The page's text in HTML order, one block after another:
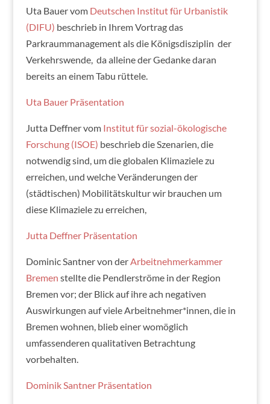
Uta Bauer vom Deutschen Institut für Urbanistik
(DIFU) beschrieb in Ihrem Vortrag das
Parkraummanagement als die Königsdisziplin der
Verkehrswende, da alleine der Gedanke daran
bereits an einem Tabu rüttele.
Uta Bauer Präsentation
Jutta Deffner vom Institut für sozial-ökologische
Forschung (ISOE) beschrieb die Szenarien, die
notwendig sind, um die globalen Klimaziele zu
erreichen, und welche Veränderungen der
(städtischen) Mobilitätskultur wir brauchen um
diese Klimaziele zu erreichen,
Jutta Deffner Präsentation
Dominic Santner von der Arbeitnehmerkammer
Bremen stellte die Pendlerströme in der Region
Bremen vor; der Blick auf ihre ach negativen
Auswirkungen auf viele Arbeitnehmer*innen, die in
Bremen wohnen, blieb einer womöglich
umfassenderen qualitativen Betrachtung
vorbehalten.
Dominik Santner Präsentation